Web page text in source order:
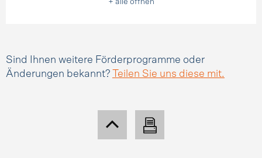
+ alle öffnen
Sind Ihnen weitere Förderprogramme oder
Änderungen bekannt?
Teilen Sie uns diese mit.